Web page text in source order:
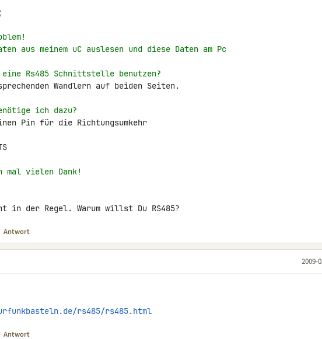
aus meinem uC auslesen und diese Daten am Pc
Rs485 Schnittstelle benutzen?
Wandlern auf beiden Seiten.
ich dazu?
Pin für die Richtungsumkehr
mal vielen Dank!
in der Regel. Warum willst Du RS485?
Antwort
2009-
rs485/rs485.html
Antwort